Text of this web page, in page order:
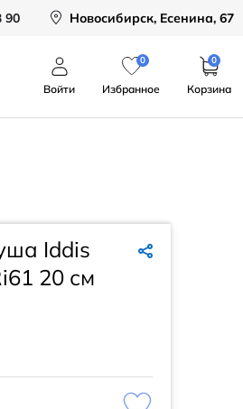
90 Новосибирск, Есенина, 67
Войти
0
Избранное
0
Корзина
Iddis
20 см